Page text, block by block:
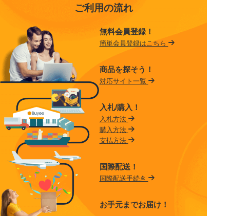
ご利用の流れ
無料会員登録！
簡単会員登録はこちら
商品を探そう！
対応サイト一覧
入札/購入！
入札方法
購入方法
支払方法
国際配送！
国際配送手続き
お手元までお届け！